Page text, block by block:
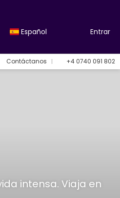
Español Entrar
Contáctanos +4 0740 091 802
intensa. Viaja en